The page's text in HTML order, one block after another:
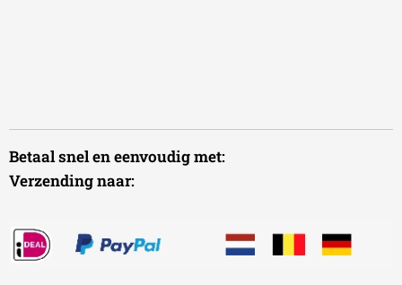
Betaal snel en eenvoudig met:
Verzending naar: